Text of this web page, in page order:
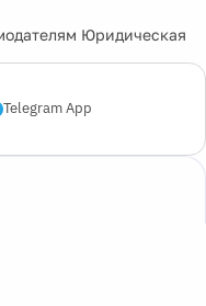
Юридическая
Telegram App